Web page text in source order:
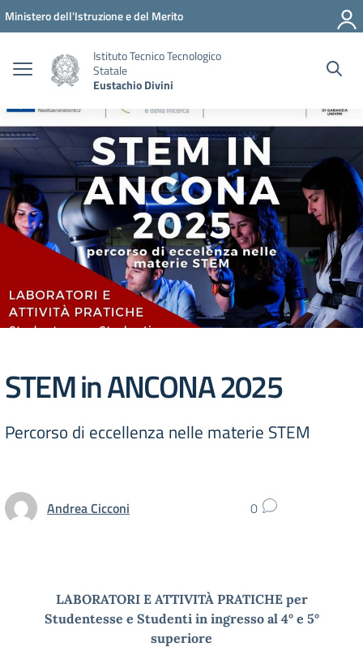
Vai ai contenuti
Vai al menu di navigazione
Vai al footer
Ministero dell'Istruzione e del Merito
Istituto Tecnico Tecnologico
Statale
Eustachio Divini
STEM in ANCONA 2025
Percorso di eccellenza nelle materie STEM
Andrea Cicconi 0
LABORATORI E ATTIVITÀ PRATICHE per
Studentesse e Studenti in ingresso al 4° e 5°
superiore